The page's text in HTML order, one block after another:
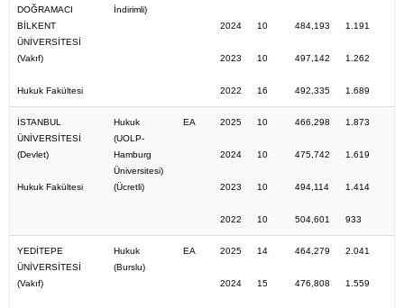
DOĞRAMACI
BİLKENT
ÜNİVERSİTESİ
(Vakıf)
Hukuk Fakültesi
İndirimli)
2024
2023
2022
10
10
16
484,193
497,142
492,335
1.191
1.262
1.689
İSTANBUL
ÜNİVERSİTESİ
(Devlet)
Hukuk Fakültesi
Hukuk
(UOLP-
Hamburg
Üniversitesi)
(Ücretli)
EA 2025
2024
2023
2022
10
10
10
10
466,298
475,742
494,114
504,601
1.873
1.619
1.414
933
YEDİTEPE
ÜNİVERSİTESİ
(Vakıf)
Hukuk
(Burslu)
EA 2025
2024
14
15
464,279
476,808
2.041
1.559